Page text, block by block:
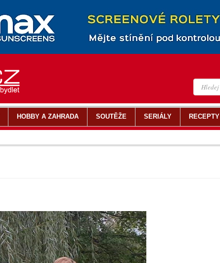
HOBBY A ZAHRADA SOUTĚŽE SERIÁLY RECEPTY